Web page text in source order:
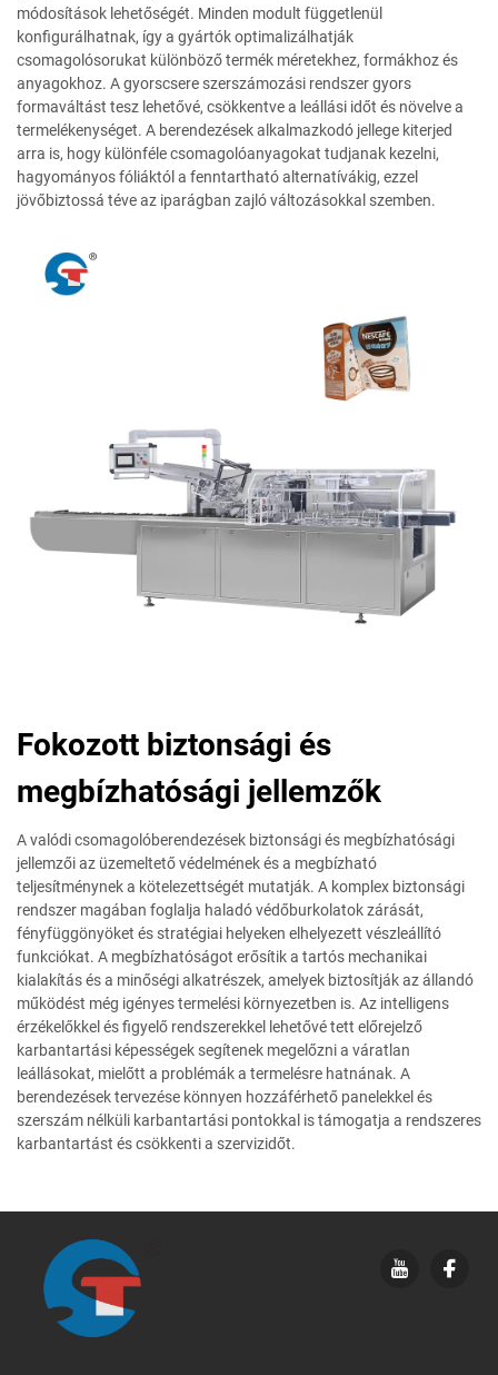
módosítások lehetőségét. Minden modult függetlenül
konfigurálhatnak, így a gyártók optimalizálhatják
csomagolósorukat különböző termék méretekhez, formákhoz és
anyagokhoz. A gyorscsere szerszámozási rendszer gyors
formaváltást tesz lehetővé, csökkentve a leállási időt és növelve a
termelékenységet. A berendezések alkalmazkodó jellege kiterjed
arra is, hogy különféle csomagolóanyagokat tudjanak kezelni,
hagyományos fóliáktól a fenntartható alternatívákig, ezzel
jövőbiztossá téve az iparágban zajló változásokkal szemben.
Fokozott biztonsági és
megbízhatósági jellemzők
A valódi csomagolóberendezések biztonsági és megbízhatósági
jellemzői az üzemeltető védelmének és a megbízható
teljesítménynek a kötelezettségét mutatják. A komplex biztonsági
rendszer magában foglalja haladó védőburkolatok zárását,
fényfüggönyöket és stratégiai helyeken elhelyezett vészleállító
funkciókat. A megbízhatóságot erősítik a tartós mechanikai
kialakítás és a minőségi alkatrészek, amelyek biztosítják az állandó
működést még igényes termelési környezetben is. Az intelligens
érzékelőkkel és figyelő rendszerekkel lehetővé tett előrejelző
karbantartási képességek segítenek megelőzni a váratlan
leállásokat, mielőtt a problémák a termelésre hatnának. A
berendezések tervezése könnyen hozzáférhető panelekkel és
szerszám nélküli karbantartási pontokkal is támogatja a rendszeres
karbantartást és csökkenti a szervizidőt.